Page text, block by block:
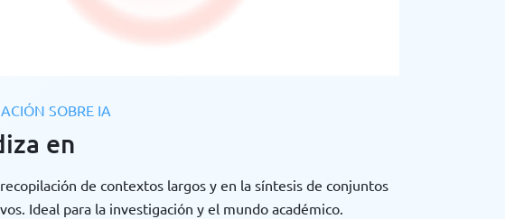
SOBRE IA
en
de contextos largos y en la síntesis de conjuntos
Ideal para la investigación y el mundo académico.